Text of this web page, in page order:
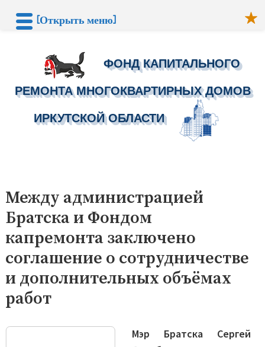
ФОНД КАПИТАЛЬНОГО
РЕМОНТА МНОГОКВАРТИРНЫХ ДОМОВ
ИРКУТСКОЙ ОБЛАСТИ
содержимому
Между администрацией
Братска и Фондом
капремонта заключено
соглашение о сотрудничестве
и дополнительных объёмах
работ
Мэр Братска Сергей
[Открыть меню]